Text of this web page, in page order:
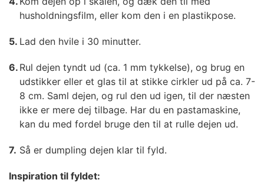
husholdningsfilm, eller kom den i en plastikpose.
Lad den hvile i 30 minutter.
Rul dejen tyndt ud (ca. 1 mm tykkelse), og brug en
udstikker eller et glas til at stikke cirkler ud på ca. 7-
8 cm. Saml dejen, og rul den ud igen, til der næsten
ikke er mere dej tilbage. Har du en pastamaskine,
kan du med fordel bruge den til at rulle dejen ud.
Så er dumpling dejen klar til fyld.
Inspiration til fyldet: